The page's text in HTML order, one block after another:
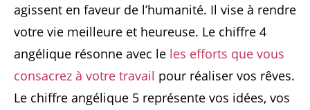
agissent en faveur de l’humanité. Il vise à rendre
votre vie meilleure et heureuse. Le chiffre 4
angélique résonne avec le les efforts que vous
consacrez à votre travail pour réaliser vos rêves.
Le chiffre angélique 5 représente vos idées, vos